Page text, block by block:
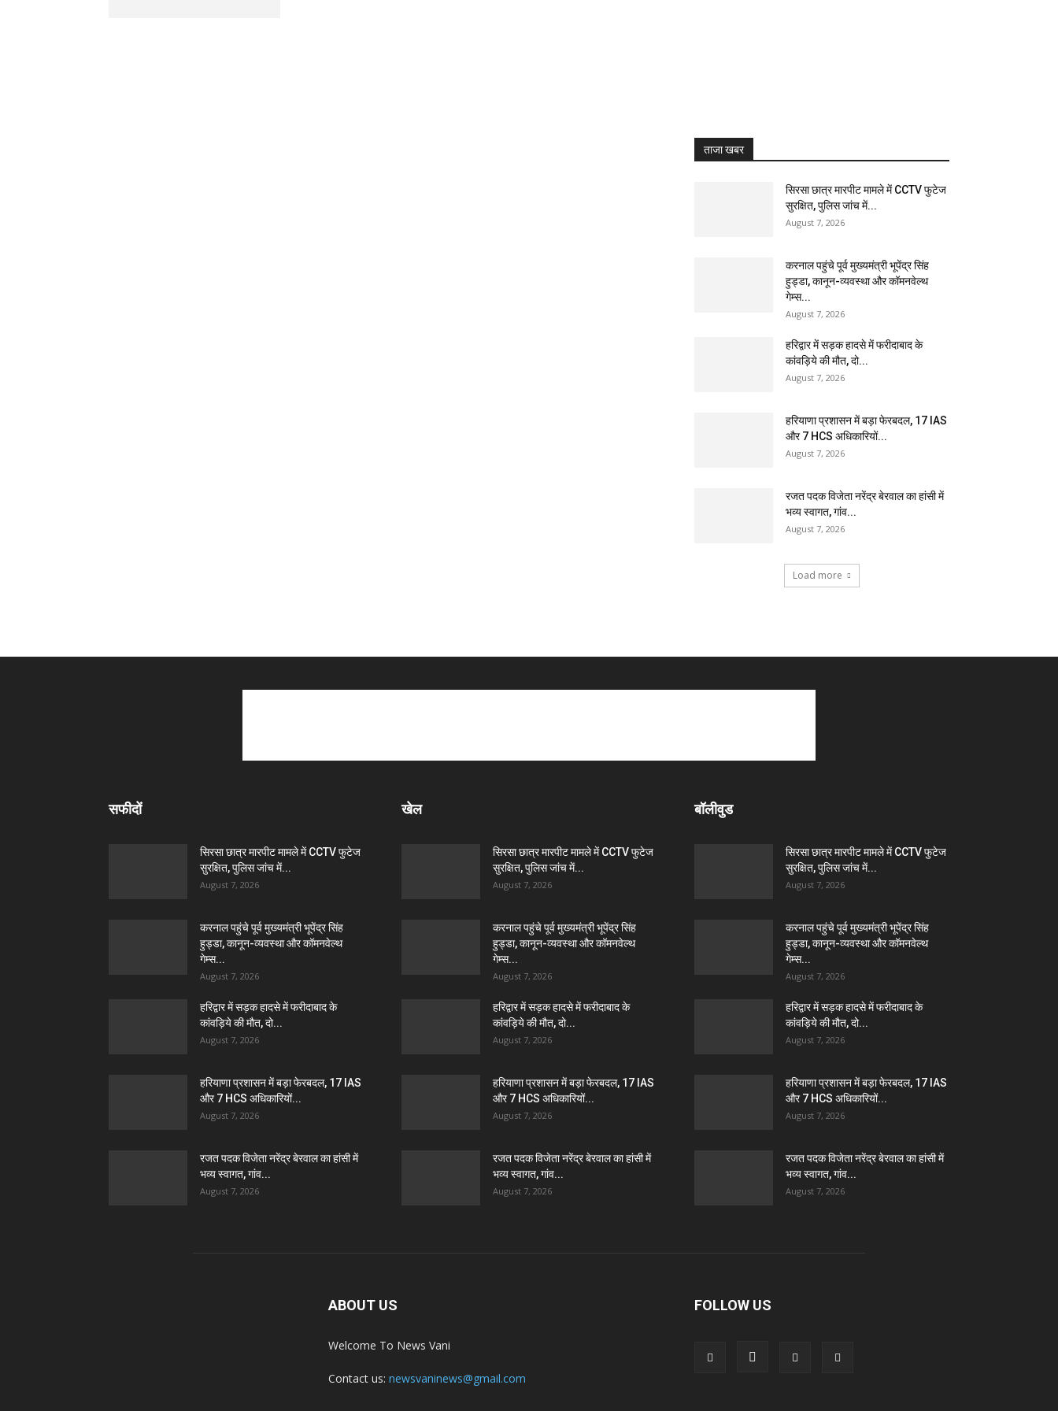
ताजा खबर
सिरसा छात्र मारपीट मामले में CCTV फुटेज
सुरक्षित, पुलिस जांच में...
August 7, 2026
करनाल पहुंचे पूर्व मुख्यमंत्री भूपेंद्र सिंह
हुड्डा, कानून-व्यवस्था और कॉमनवेल्थ
गेम्स...
August 7, 2026
हरिद्वार में सड़क हादसे में फरीदाबाद के
कांवड़िये की मौत, दो...
August 7, 2026
हरियाणा प्रशासन में बड़ा फेरबदल, 17 IAS
और 7 HCS अधिकारियों...
August 7, 2026
रजत पदक विजेता नरेंद्र बेरवाल का हांसी में
भव्य स्वागत, गांव...
August 7, 2026
Load more
सफीदों
सिरसा छात्र मारपीट मामले में CCTV फुटेज
सुरक्षित, पुलिस जांच में...
August 7, 2026
करनाल पहुंचे पूर्व मुख्यमंत्री भूपेंद्र सिंह
हुड्डा, कानून-व्यवस्था और कॉमनवेल्थ
गेम्स...
August 7, 2026
हरिद्वार में सड़क हादसे में फरीदाबाद के
कांवड़िये की मौत, दो...
August 7, 2026
हरियाणा प्रशासन में बड़ा फेरबदल, 17 IAS
और 7 HCS अधिकारियों...
August 7, 2026
रजत पदक विजेता नरेंद्र बेरवाल का हांसी में
भव्य स्वागत, गांव...
August 7, 2026
खेल
सिरसा छात्र मारपीट मामले में CCTV फुटेज
सुरक्षित, पुलिस जांच में...
August 7, 2026
करनाल पहुंचे पूर्व मुख्यमंत्री भूपेंद्र सिंह
हुड्डा, कानून-व्यवस्था और कॉमनवेल्थ
गेम्स...
August 7, 2026
हरिद्वार में सड़क हादसे में फरीदाबाद के
कांवड़िये की मौत, दो...
August 7, 2026
हरियाणा प्रशासन में बड़ा फेरबदल, 17 IAS
और 7 HCS अधिकारियों...
August 7, 2026
रजत पदक विजेता नरेंद्र बेरवाल का हांसी में
भव्य स्वागत, गांव...
August 7, 2026
बॉलीवुड
सिरसा छात्र मारपीट मामले में CCTV फुटेज
सुरक्षित, पुलिस जांच में...
August 7, 2026
करनाल पहुंचे पूर्व मुख्यमंत्री भूपेंद्र सिंह
हुड्डा, कानून-व्यवस्था और कॉमनवेल्थ
गेम्स...
August 7, 2026
हरिद्वार में सड़क हादसे में फरीदाबाद के
कांवड़िये की मौत, दो...
August 7, 2026
हरियाणा प्रशासन में बड़ा फेरबदल, 17 IAS
और 7 HCS अधिकारियों...
August 7, 2026
रजत पदक विजेता नरेंद्र बेरवाल का हांसी में
भव्य स्वागत, गांव...
August 7, 2026
ABOUT US
Welcome To News Vani
Contact us: newsvaninews@gmail.com
FOLLOW US